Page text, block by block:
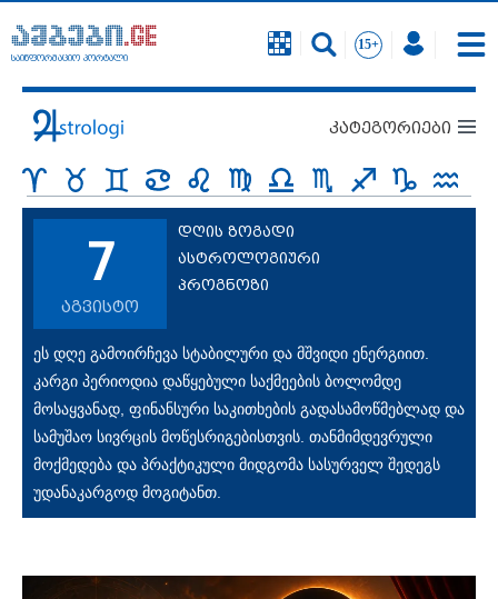
საინფორმაციო პორტალი
კატეგორიები
7
აგვისტო
დღის ზოგადი
ასტროლოგიური
პროგნოზი
ეს დღე გამოირჩევა სტაბილური და მშვიდი ენერგიით.
კარგი პერიოდია დაწყებული საქმეების ბოლომდე
მოსაყვანად, ფინანსური საკითხების გადასამოწმებლად და
სამუშაო სივრცის მოწესრიგებისთვის. თანმიმდევრული
მოქმედება და პრაქტიკული მიდგომა სასურველ შედეგს
უდანაკარგოდ მოგიტანთ.